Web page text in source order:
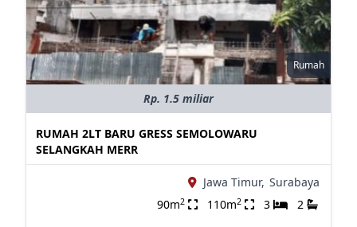
Rumah
Rp. 1.5 miliar
RUMAH 2LT BARU GRESS SEMOLOWARU
SELANGKAH MERR
Jawa Timur, Surabaya
90m2 110m2 3 2